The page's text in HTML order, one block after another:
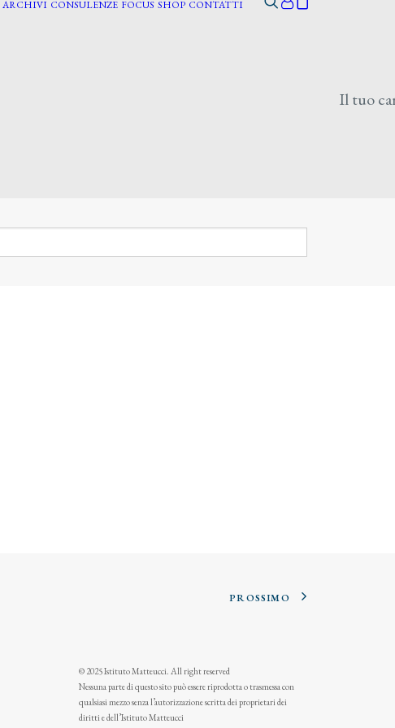
ARCHIVI CONSULENZE FOCUS SHOP CONTATTI
Il tuo
PROSSIMO
© 2025 Istituto Matteucci. All right reserved
Nessuna parte di questo sito può essere riprodotta o trasmessa con
qualsiasi mezzo senza l’autorizzazione scritta dei proprietari dei
diritti e dell’Istituto Matteucci